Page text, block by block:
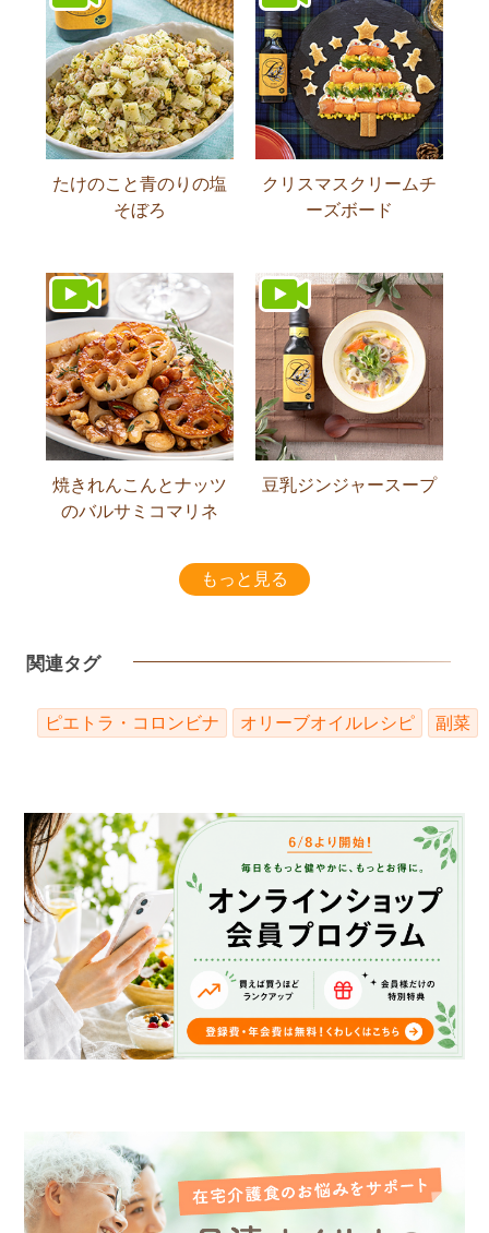
たけのこと青のりの塩
そぼろ
クリスマスクリームチ
ーズボード
焼きれんこんとナッツ
のバルサミコマリネ
豆乳ジンジャースープ
もっと見る
関連タグ
ピエトラ・コロンビナ オリーブオイルレシピ 副菜